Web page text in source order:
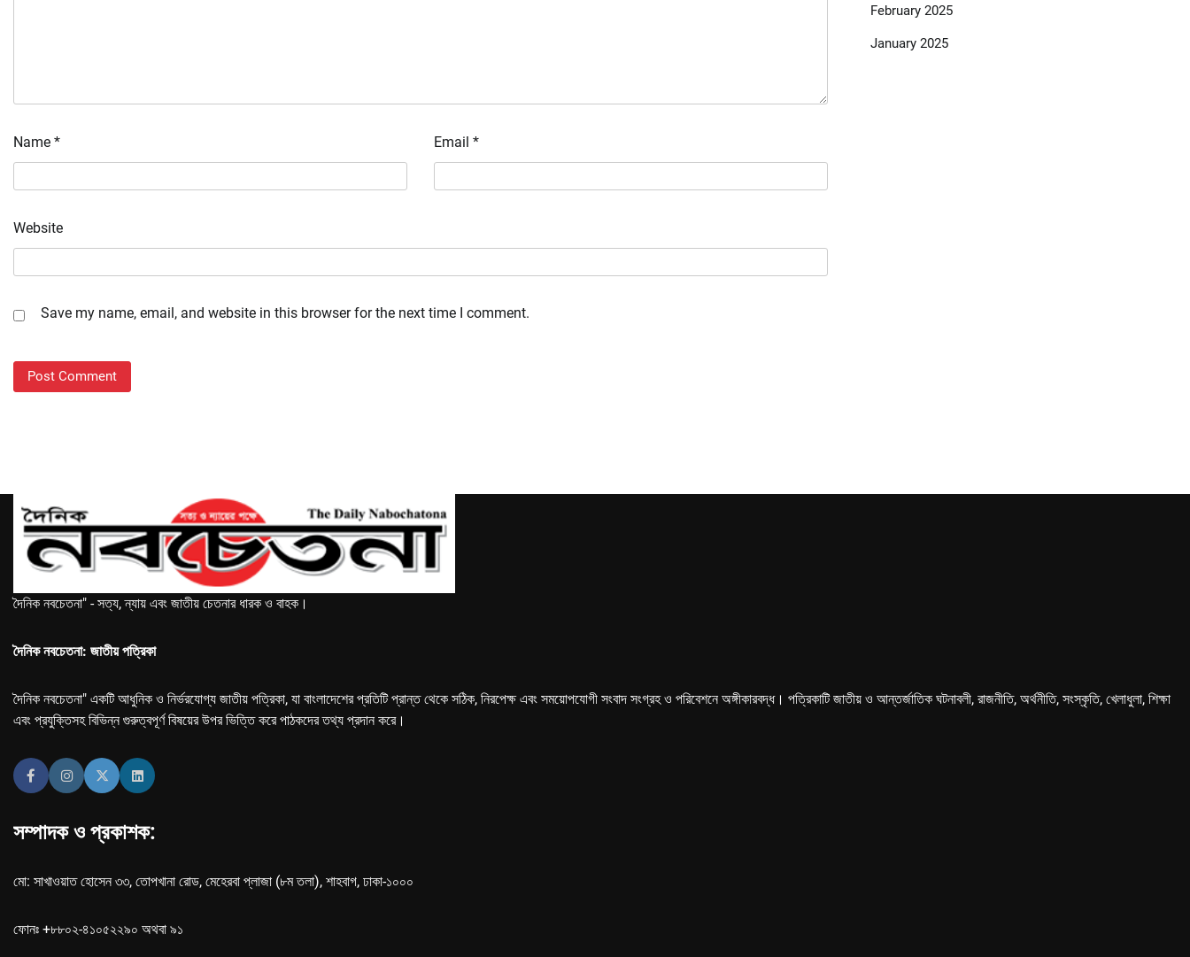
Name * Email *
Website
Save my name, email, and website in this browser for the next time I comment.
February 2025
January 2025
দৈনিক নবচেতনা" - সত্য, ন্যায় এবং জাতীয় চেতনার ধারক ও বাহক।
দৈনিক নবচেতনা: জাতীয় পত্রিকা
দৈনিক নবচেতনা" একটি আধুনিক ও নির্ভরযোগ্য জাতীয় পত্রিকা, যা বাংলাদেশের প্রতিটি প্রান্ত থেকে সঠিক, নিরপেক্ষ এবং সময়োপযোগী সংবাদ সংগ্রহ ও পরিবেশনে অঙ্গীকারবদ্ধ। পত্রিকাটি জাতীয় ও আন্তর্জাতিক ঘটনাবলী, রাজনীতি, অর্থনীতি, সংস্কৃতি, খেলাধুলা, শিক্ষা
এবং প্রযুক্তিসহ বিভিন্ন গুরুত্বপূর্ণ বিষয়ের উপর ভিত্তি করে পাঠকদের তথ্য প্রদান করে।
সম্পাদক ও প্রকাশক:
মো: সাখাওয়াত হোসেন ৩৩, তোপখানা রোড, মেহেরবা প্লাজা (৮ম তলা), শাহবাগ, ঢাকা-১০০০
ফোনঃ +৮৮০২-৪১০৫২২৯০ অথবা ৯১